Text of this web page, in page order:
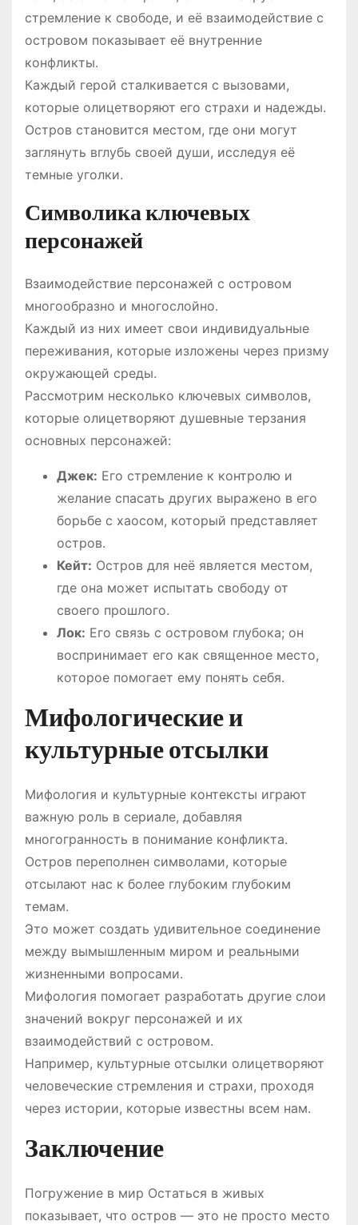
стремление к свободе, и её взаимодействие с
островом показывает её внутренние
конфликты.
Каждый герой сталкивается с вызовами,
которые олицетворяют его страхи и надежды.
Остров становится местом, где они могут
заглянуть вглубь своей души, исследуя её
темные уголки.
Символика ключевых
персонажей
Взаимодействие персонажей с островом
многообразно и многослойно.
Каждый из них имеет свои индивидуальные
переживания, которые изложены через призму
окружающей среды.
Рассмотрим несколько ключевых символов,
которые олицетворяют душевные терзания
основных персонажей:
Джек: Его стремление к контролю и
желание спасать других выражено в его
борьбе с хаосом, который представляет
остров.
Кейт: Остров для неё является местом,
где она может испытать свободу от
своего прошлого.
Лок: Его связь с островом глубока; он
воспринимает его как священное место,
которое помогает ему понять себя.
Мифологические и
культурные отсылки
Мифология и культурные контексты играют
важную роль в сериале, добавляя
многогранность в понимание конфликта.
Остров переполнен символами, которые
отсылают нас к более глубоким глубоким
темам.
Это может создать удивительное соединение
между вымышленным миром и реальными
жизненными вопросами.
Мифология помогает разработать другие слои
значений вокруг персонажей и их
взаимодействий с островом.
Например, культурные отсылки олицетворяют
человеческие стремления и страхи, проходя
через истории, которые известны всем нам.
Заключение
Погружение в мир Остаться в живых
показывает, что остров — это не просто место